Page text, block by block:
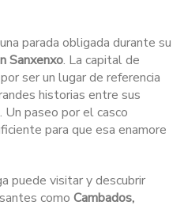
parada obligada durante su
Sanxenxo. La capital de
ser un lugar de referencia
historias entre sus
paseo por el casco
para que esa enamore
puede visitar y descubrir
como Cambados,